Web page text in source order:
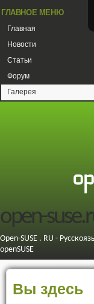
ГЛАВНОЕ МЕНЮ
Главная
Новости
Статьи
Форум
Галерея
open-
Open-SUSE . RU -
openSUSE
Вы здесь